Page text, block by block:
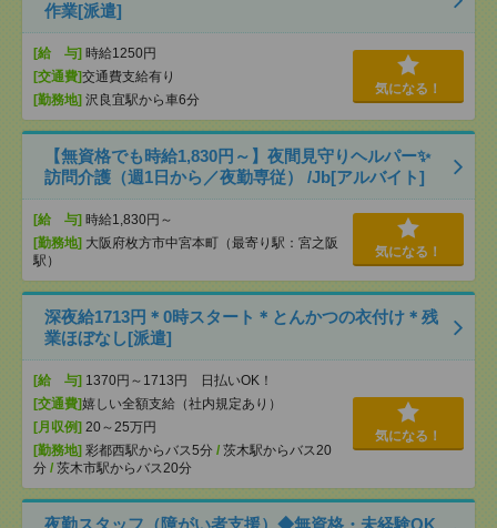
作業[派遣]
[給 与] 時給1250円
[交通費]交通費支給有り
[勤務地] 沢良宜駅から車6分
気になる！
【無資格でも時給1,830円～】夜間見守りヘルパー✨
訪問介護（週1日から／夜勤専従） /Jb[アルバイト]
[給 与] 時給1,830円～
[勤務地] 大阪府枚方市中宮本町（最寄り駅：宮之阪
駅）
気になる！
深夜給1713円＊0時スタート＊とんかつの衣付け＊残
業ほぼなし[派遣]
[給 与] 1370円～1713円 日払いOK！
[交通費]嬉しい全額支給（社内規定あり）
[月収例] 20～25万円
[勤務地] 彩都西駅からバス5分 / 茨木駅からバス20
分 / 茨木市駅からバス20分
気になる！
夜勤スタッフ（障がい者支援）◆無資格・未経験OK